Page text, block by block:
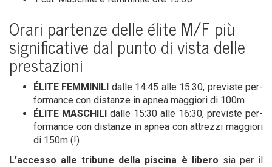
Ora­ri par­ten­ze del­le éli­te M/F più
signi­fi­ca­ti­ve dal pun­to di vista del­le
prestazioni
ÉLITE FEMMINILI dal­le 14:45 alle 15:30, pre­vi­ste per­
for­man­ce con distan­ze in apnea mag­gio­ri di 100m
ÉLITE MASCHILI dal­le 15:30 alle 16:30, pre­vi­ste per­
for­man­ce con distan­ze in apnea con attrez­zi mag­gio­ri
di 150m (!)
L’accesso alle tri­bu­ne del­la pisci­na è libe­ro sia per il